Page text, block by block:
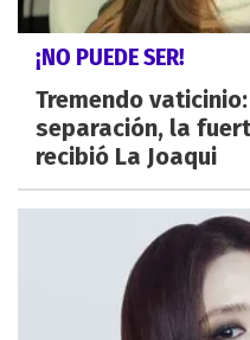
¡NO PUEDE SER!
Tremendo
separación, la
recibió La Joaqui